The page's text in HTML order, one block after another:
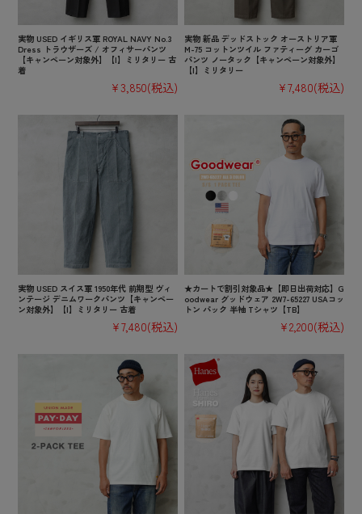
実物 USED イギリス軍 ROYAL NAVY No.3
Dress トラウザーズ / オフィサーパンツ
【キャンペーン対象外】【I】ミリタリー 古
着
¥3,850(税込)
実物 新品 デッドストック オーストリア軍
M-75 コットンツイル ファティーグ カーゴ
パンツ ノータック【キャンペーン対象外】
【I】ミリタリー
¥7,480(税込)
実物 USED スイス軍 1950年代 前期型 ヴィ
ンテージ デニムワークパンツ【キャンペー
ン対象外】【I】ミリタリー 古着
¥7,480(税込)
★カートで割引対象品★【即日出荷対応】G
oodwear グッドウェア 2W7-65227 USAコッ
トン パック 半袖 Tシャツ【TB】
¥2,200(税込)